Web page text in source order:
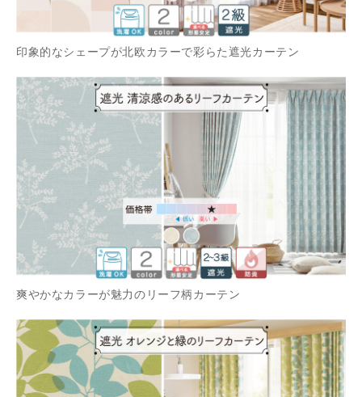
印象的なシェープが北欧カラーで彩らた遮光カーテン
爽やかなカラーが魅力のリーフ柄カーテン